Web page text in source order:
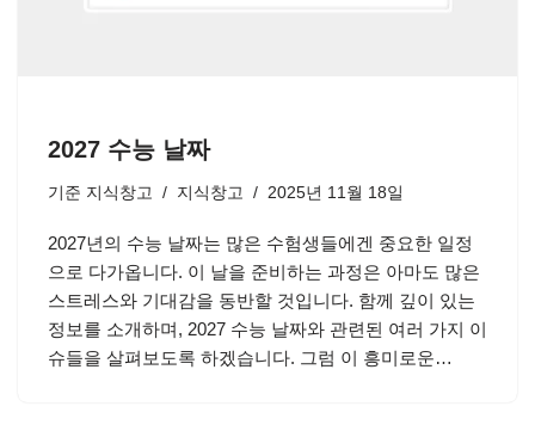
2027 수능 날짜
기준 지식창고 지식창고 2025년 11월 18일
2027년의 수능 날짜는 많은 수험생들에겐 중요한 일정
으로 다가옵니다. 이 날을 준비하는 과정은 아마도 많은
스트레스와 기대감을 동반할 것입니다. 함께 깊이 있는
정보를 소개하며, 2027 수능 날짜와 관련된 여러 가지 이
슈들을 살펴보도록 하겠습니다. 그럼 이 흥미로운…